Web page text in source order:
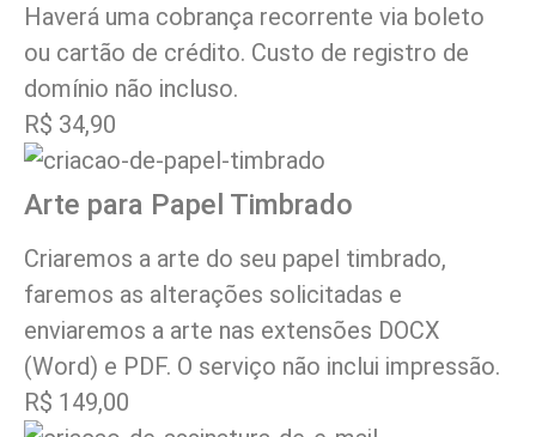
Haverá uma cobrança recorrente via boleto
ou cartão de crédito. Custo de registro de
domínio não incluso.
R$ 34,90
Arte para Papel Timbrado
Criaremos a arte do seu papel timbrado,
faremos as alterações solicitadas e
enviaremos a arte nas extensões DOCX
(Word) e PDF. O serviço não inclui impressão.
R$ 149,00